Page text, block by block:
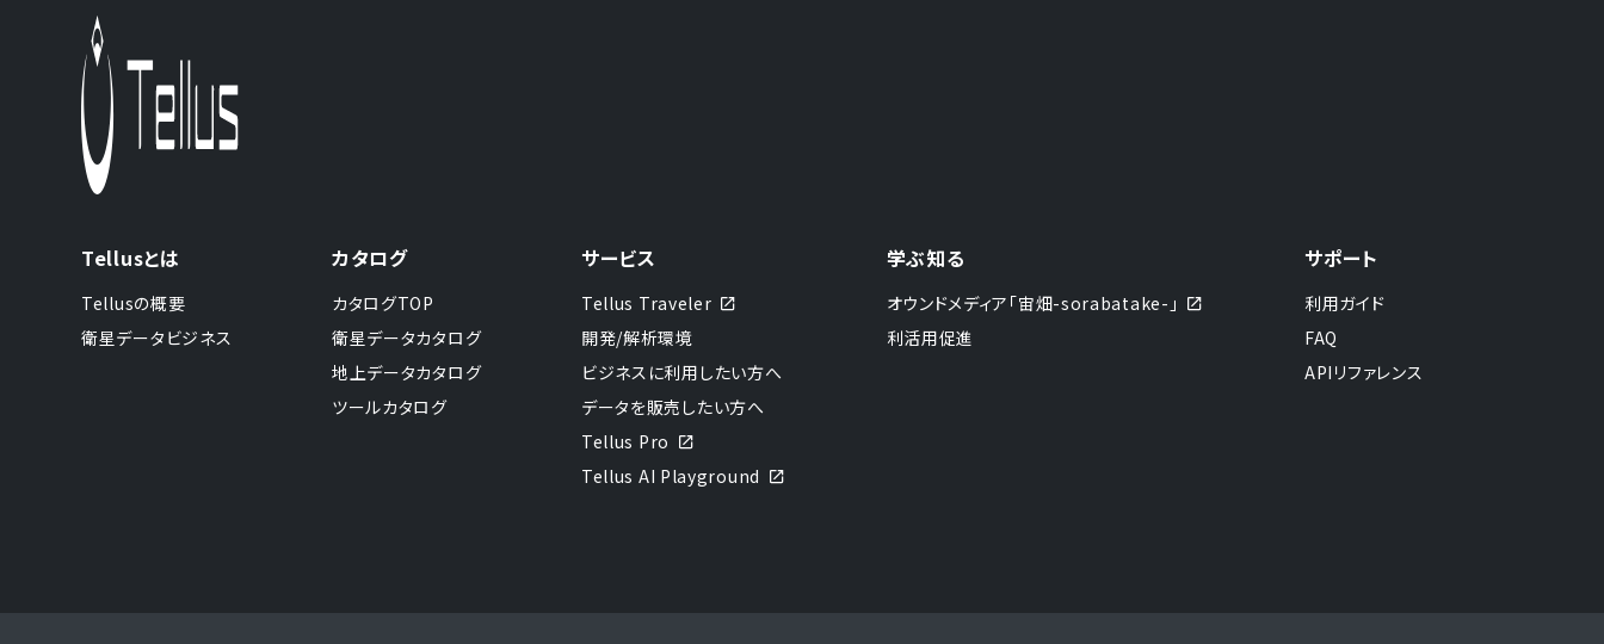
Tellusとは
Tellusの概要
衛星データビジネス
カタログ
カタログTOP
衛星データカタログ
地上データカタログ
ツールカタログ
サービス
Tellus Traveler
開発/解析環境
ビジネスに利用したい方へ
データを販売したい方へ
Tellus Pro
Tellus AI Playground
学ぶ知る
オウンドメディア「宙畑-sorabatake-」
利活用促進
サポート
利用ガイド
FAQ
APIリファレンス